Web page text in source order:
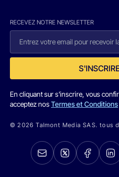
RECEVEZ NOTRE NEWSLETTER
En cliquant sur s'inscrire, vous
acceptez nosTermes et Conditions
© 2026 Talmont Media SAS. tous